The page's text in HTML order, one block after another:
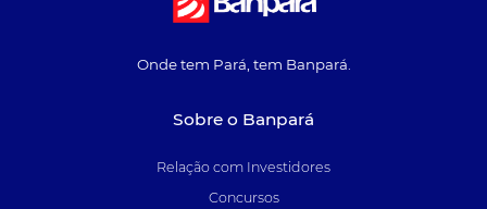
Onde tem Pará, tem Banpará.
Sobre o Banpará
Relação com Investidores
Concursos